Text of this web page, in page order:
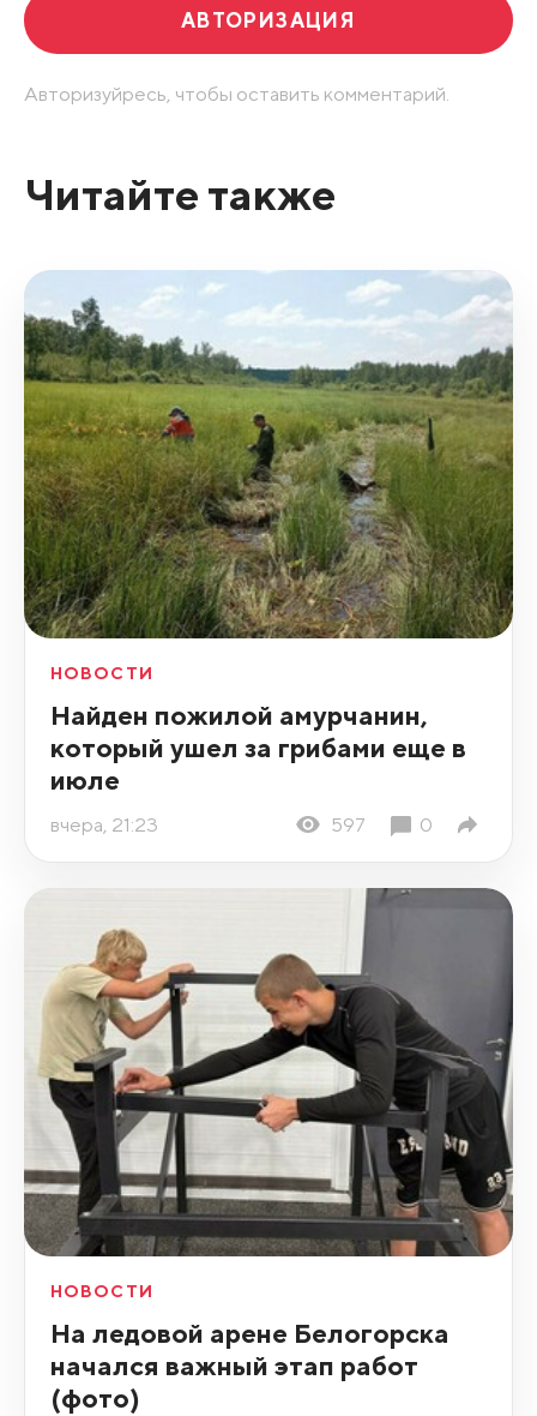
АВТОРИЗАЦИЯ
Авторизуйресь, чтобы оставить комментарий.
Читайте также
НОВОСТИ
Найден пожилой амурчанин,
который ушел за грибами еще в
июле
вчера, 21:23 597 0
НОВОСТИ
На ледовой арене Белогорска
начался важный этап работ
(фото)